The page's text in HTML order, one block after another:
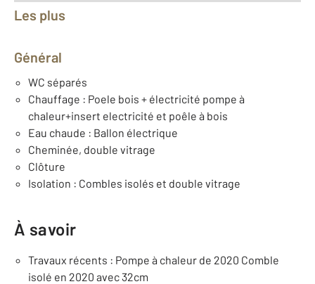
Les plus
Général
WC séparés
Chauffage : Poele bois + électricité pompe à
chaleur+insert electricité et poêle à bois
Eau chaude : Ballon électrique
Cheminée, double vitrage
Clôture
Isolation : Combles isolés et double vitrage
À savoir
Travaux récents : Pompe à chaleur de 2020 Comble
isolé en 2020 avec 32cm